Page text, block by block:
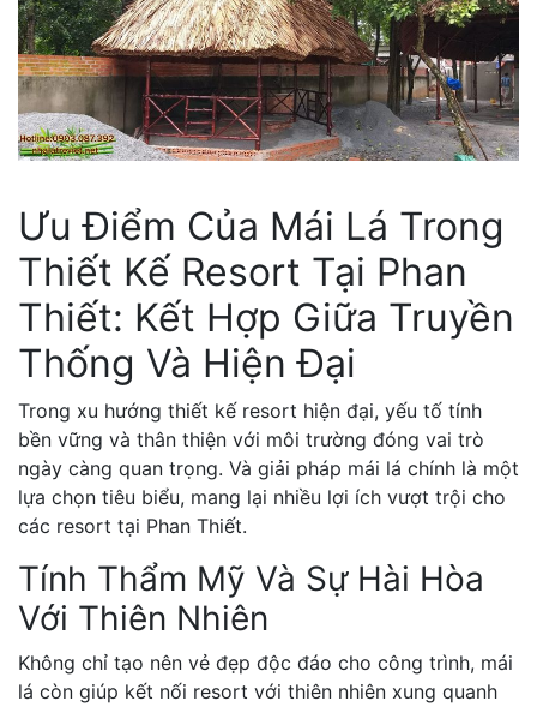
Ưu Điểm Của Mái Lá Trong
Thiết Kế Resort Tại Phan
Thiết: Kết Hợp Giữa Truyền
Thống Và Hiện Đại
Trong xu hướng thiết kế resort hiện đại, yếu tố tính
bền vững và thân thiện với môi trường đóng vai trò
ngày càng quan trọng. Và giải pháp mái lá chính là một
lựa chọn tiêu biểu, mang lại nhiều lợi ích vượt trội cho
các resort tại Phan Thiết.
Tính Thẩm Mỹ Và Sự Hài Hòa
Với Thiên Nhiên
Không chỉ tạo nên vẻ đẹp độc đáo cho công trình, mái
lá còn giúp kết nối resort với thiên nhiên xung quanh